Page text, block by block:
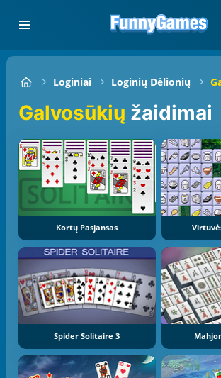
Loginiai Loginių Dėlionių
Galvosūkių žaidimai
Kortų Pasjansas
Spider Solitaire 3